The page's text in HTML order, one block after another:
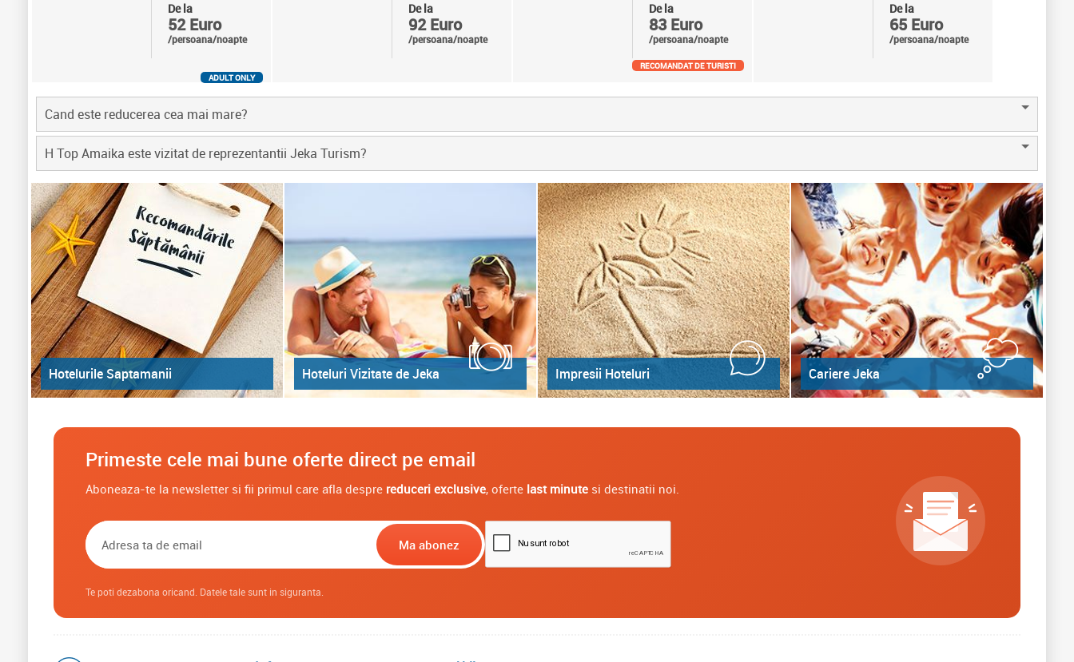
De la
52 Euro
/persoana/noapte
ADULT ONLY
De la
92 Euro
/persoana/noapte
De la
83 Euro
/persoana/noapte
RECOMANDAT DE TURISTI
De la
65 Euro
/persoana/noapte
Cand este reducerea cea mai mare?
H Top Amaika este vizitat de reprezentantii Jeka Turism?
Hotelurile Saptamanii Hoteluri Vizitate de Jeka Impresii Hoteluri Cariere Jeka
Primeste cele mai bune oferte direct pe email
Aboneaza-te la newsletter si fii primul care afla despre reduceri exclusive, oferte last minutesi destinatii noi.
Te poti dezabona oricand. Datele tale sunt in siguranta.